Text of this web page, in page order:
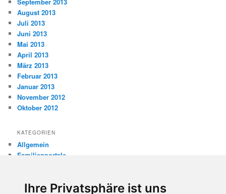
Ihre Privatsphäre ist uns
August 2013
Juli 2013
Juni 2013
Mai 2013
April 2013
März 2013
Februar 2013
Januar 2013
November 2012
Oktober 2012
KATEGORIEN
Allgemein
Familienportale
Internetsicherheit